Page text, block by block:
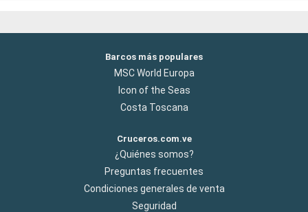
Barcos más populares
MSC World Europa
Icon of the Seas
Costa Toscana
Cruceros.com.ve
¿Quiénes somos?
Preguntas frecuentes
Condiciones generales de venta
Seguridad